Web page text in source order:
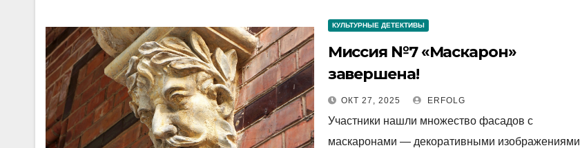
КУЛЬТУРНЫЕ ДЕТЕКТИВЫ
Миссия №7 «Маскарон»
завершена!
ОКТ 27, 2025 ERFOLG
Участники нашли множество фасадов с
маскаронами — декоративными изображениями